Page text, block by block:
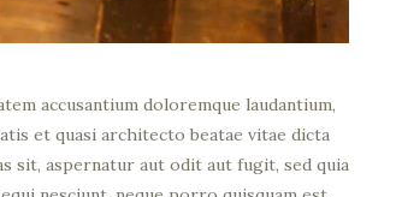
accusantium doloremque laudantium,
et quasi architecto beatae vitae dicta
sit, aspernatur aut odit aut fugit, sed quia